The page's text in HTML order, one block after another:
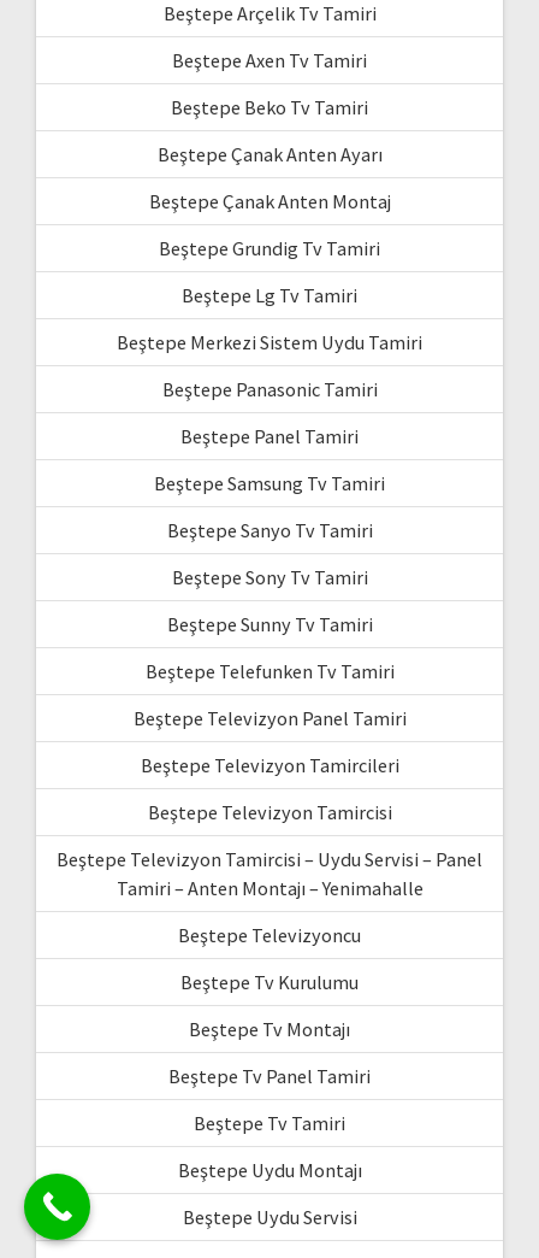
Beştepe Arçelik Tv Tamiri
Beştepe Axen Tv Tamiri
Beştepe Beko Tv Tamiri
Beştepe Çanak Anten Ayarı
Beştepe Çanak Anten Montaj
Beştepe Grundig Tv Tamiri
Beştepe Lg Tv Tamiri
Beştepe Merkezi Sistem Uydu Tamiri
Beştepe Panasonic Tamiri
Beştepe Panel Tamiri
Beştepe Samsung Tv Tamiri
Beştepe Sanyo Tv Tamiri
Beştepe Sony Tv Tamiri
Beştepe Sunny Tv Tamiri
Beştepe Telefunken Tv Tamiri
Beştepe Televizyon Panel Tamiri
Beştepe Televizyon Tamircileri
Beştepe Televizyon Tamircisi
Beştepe Televizyon Tamircisi – Uydu Servisi – Panel
Tamiri – Anten Montajı – Yenimahalle
Beştepe Televizyoncu
Beştepe Tv Kurulumu
Beştepe Tv Montajı
Beştepe Tv Panel Tamiri
Beştepe Tv Tamiri
Beştepe Uydu Montajı
Beştepe Uydu Servisi